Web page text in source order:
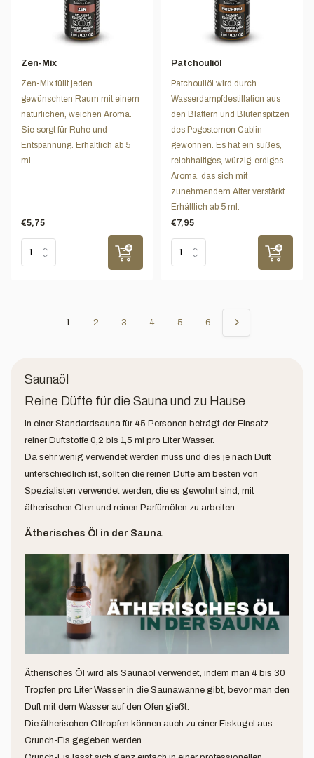
Zen-Mix
Zen-Mix füllt jeden
gewünschten Raum mit einem
natürlichen, weichen Aroma.
Sie sorgt für Ruhe und
Entspannung. Erhältlich ab 5
ml.
€5,75
Patchouliöl
Patchouliöl wird durch
Wasserdampfdestillation aus
den Blättern und Blütenspitzen
des Pogostemon Cablin
gewonnen. Es hat ein süßes,
reichhaltiges, würzig-erdiges
Aroma, das sich mit
zunehmendem Alter verstärkt.
Erhältlich ab 5 ml.
€7,95
1 2 3 4 5 6
Saunaöl
Reine Düfte für die Sauna und zu Hause
In einer Standardsauna für 45 Personen beträgt der Einsatz
reiner Duftstoffe 0,2 bis 1,5 ml pro Liter Wasser.
Da sehr wenig verwendet werden muss und dies je nach Duft
unterschiedlich ist, sollten die reinen Düfte am besten von
Spezialisten verwendet werden, die es gewohnt sind, mit
ätherischen Ölen und reinen Parfümölen zu arbeiten.
Ätherisches Öl in der Sauna
Ätherisches Öl wird als Saunaöl verwendet, indem man 4 bis 30
Tropfen pro Liter Wasser in die Saunawanne gibt, bevor man den
Duft mit dem Wasser auf den Ofen gießt.
Die ätherischen Öltropfen können auch zu einer Eiskugel aus
Crunch-Eis gegeben werden.